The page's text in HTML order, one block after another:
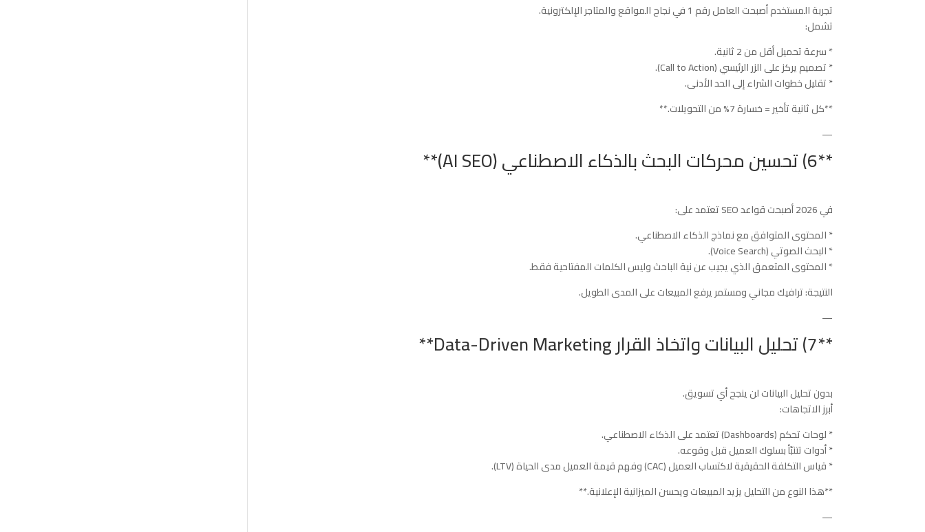
تجربة المستخدم أصبحت العامل رقم 1 في نجاح المواقع والمتاجر الإلكترونية.
تشمل:
* سرعة تحميل أقل من 2 ثانية.
* تصميم يركز على الزر الرئيسي (Call to Action).
* تقليل خطوات الشراء إلى الحد الأدنى.
**كل ثانية تأخير = خسارة 7% من التحويلات.**
—
**6) تحسين محركات البحث بالذكاء الاصطناعي (AI SEO)**
في 2026 أصبحت قواعد SEO تعتمد على:
* المحتوى المتوافق مع نماذج الذكاء الاصطناعي.
* البحث الصوتي (Voice Search).
* المحتوى المتعمق الذي يجيب عن نية الباحث وليس الكلمات المفتاحية فقط.
النتيجة: ترافيك مجاني ومستمر يرفع المبيعات على المدى الطويل.
—
**7) تحليل البيانات واتخاذ القرار Data-Driven Marketing**
بدون تحليل البيانات لن ينجح أي تسويق.
أبرز الاتجاهات:
* لوحات تحكم (Dashboards) تعتمد على الذكاء الاصطناعي.
* أدوات تتنبّأ بسلوك العميل قبل وقوعه.
* قياس التكلفة الحقيقية لاكتساب العميل (CAC) وفهم قيمة العميل مدى الحياة (LTV).
**هذا النوع من التحليل يزيد المبيعات ويحسن الميزانية الإعلانية.**
—